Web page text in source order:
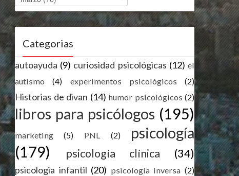
Categorias
autoayuda (9) curiosidad psicológicas (12) el
autismo
(4) experimentos psicológicos (2)
Historias de divan (14) humor psicológicos (2)
libros para psicólogos (195)
marketing (5) PNL (2)
psicología
(179)
psicología clínica (34)
psicologia infantil (20) psicología inversa (2)